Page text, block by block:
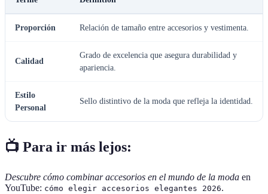
Proporción Relación de tamaño entre accesorios y vestimenta.
Calidad
Grado de excelencia que asegura durabilidad y
apariencia.
Estilo
Personal
Sello distintivo de la moda que refleja la identidad.
📺 Para ir más lejos:
Descubre cómo combinar accesorios en el mundo de la moda en
YouTube: cómo elegir accesorios elegantes 2026.